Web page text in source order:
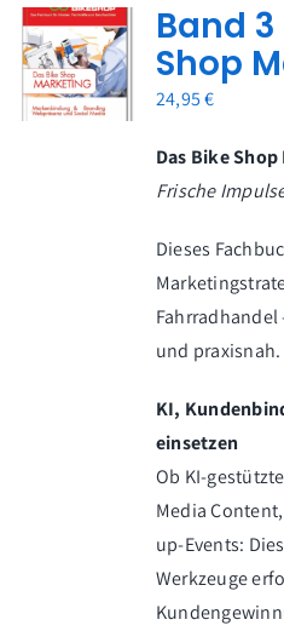
Band 3
Shop
24,95€
Das Bike
Frische
Dieses
und praxisnah.
KI,
einsetzen
Ob KI-
Media
up-Events:
Werkzeuge